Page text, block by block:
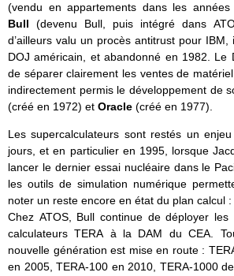
(vendu en appartements dans les
Bull (devenu Bull, puis intégré dans
d’ailleurs valu un procès antitrust pour
DOJ américain, et abandonné en 1982. Le
de séparer clairement les ventes de
indirectement permis le développement de
(créé en 1972) et Oracle (créé en 1977).
Les supercalculateurs sont restés un
jours, et en particulier en 1995, lorsque
lancer le dernier essai nucléaire dans le
les outils de simulation numérique
noter un reste encore en état du plan calcul :
Chez ATOS, Bull continue de déployer les
calculateurs TERA à la DAM du CEA.
nouvelle génération est mise en route :
en 2005, TERA-100 en 2010, TERA-1000